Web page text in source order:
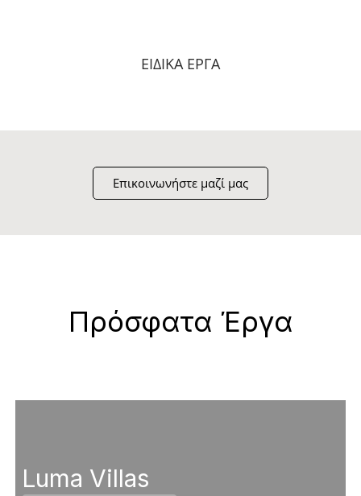
ΕΙΔΙΚΑ ΕΡΓΑ
Επικοινωνήστε μαζί μας
Πρόσφατα Έργα
Luma Villas